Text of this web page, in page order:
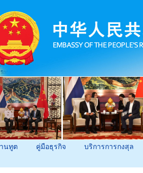
นทูต คู่มือธุรกิจ
บริการการกงสุล